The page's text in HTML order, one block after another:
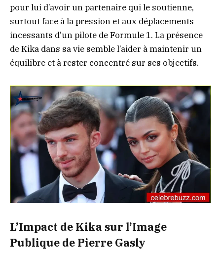
pour lui d’avoir un partenaire qui le soutienne,
surtout face à la pression et aux déplacements
incessants d’un pilote de Formule 1. La présence
de Kika dans sa vie semble l’aider à maintenir un
équilibre et à rester concentré sur ses objectifs.
L’Impact de Kika sur l’Image
Publique de Pierre Gasly